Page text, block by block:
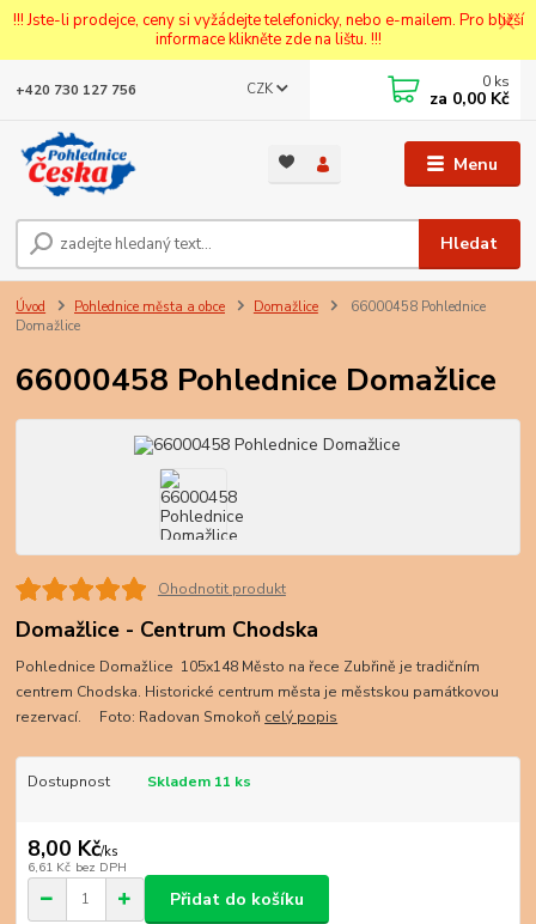
!!! Jste-li prodejce, ceny si vyžádejte telefonicky, nebo e-mailem. Pro bližší
informace klikněte zde na lištu. !!!
Menu
CZK
Hledat
+420 730 127 756 0 ks
za 0,00 Kč
Úvod Pohlednice města a obce Domažlice
66000458 Pohlednice
Domažlice
66000458 Pohlednice Domažlice
Ohodnotit produkt
Domažlice - Centrum Chodska
Pohlednice Domažlice 105x148 Město na řece Zubřině je tradičním
centrem Chodska. Historické centrum města je městskou památkovou
rezervací. Foto: Radovan Smokoň celý popis
Dostupnost Skladem 11 ks
8,00 Kč/ks
6,61 Kč bez DPH
Přidat do košíku